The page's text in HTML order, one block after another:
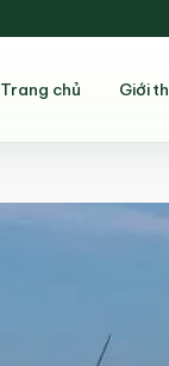
Trang chủ Giới